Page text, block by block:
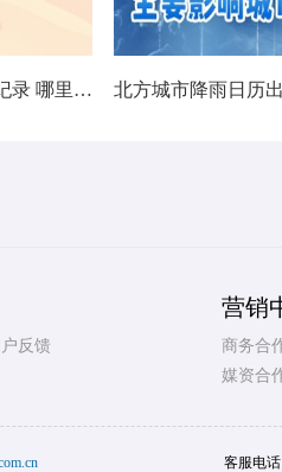
数据看今年7月哪里热到破纪录 哪里暑热连轴转
反馈
营销
商务合
媒资合
客服电